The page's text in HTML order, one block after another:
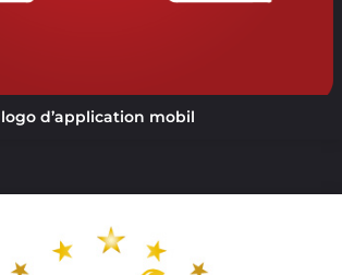
logo d’application mobil